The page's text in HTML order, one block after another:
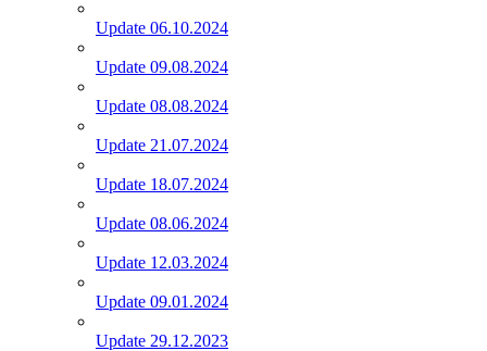
Update 06.10.2024
Update 09.08.2024
Update 08.08.2024
Update 21.07.2024
Update 18.07.2024
Update 08.06.2024
Update 12.03.2024
Update 09.01.2024
Update 29.12.2023